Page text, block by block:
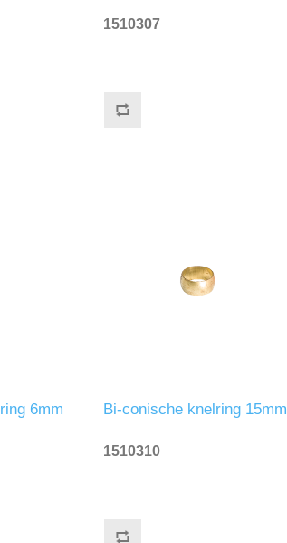
1510307
6mm Bi-conische knelring 15mm
1510310